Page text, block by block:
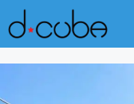
Skip
to
content